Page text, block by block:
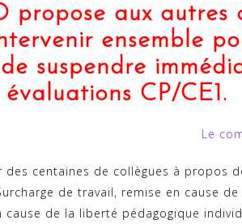
propose aux autres
ensemble
suspendre
évaluations CP/CE1.
Le
des centaines de collègues à propos
de travail, remise en cause
cause de la liberté pédagogique